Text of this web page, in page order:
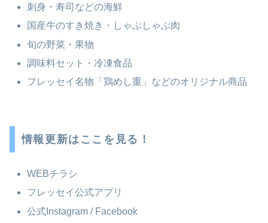
刺身・寿司などの海鮮
国産牛のすき焼き・しゃぶしゃぶ肉
旬の野菜・果物
調味料セット・冷凍食品
フレッセイ名物「鶏めし重」などのオリジナル商品
情報更新はここを見る！
WEBチラシ
フレッセイ公式アプリ
公式Instagram / Facebook